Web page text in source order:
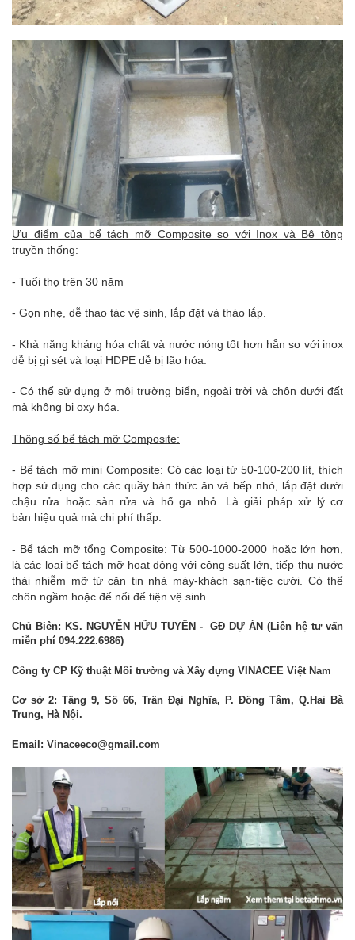
Ưu điểm của bể tách mỡ Composite so với Inox và Bê tông
truyền thống:
- Tuổi thọ trên 30 năm
- Gọn nhẹ, dễ thao tác vệ sinh, lắp đặt và tháo lắp.
- Khả năng kháng hóa chất và nước nóng tốt hơn hẳn so với inox
dễ bị gỉ sét và loại HDPE dễ bị lão hóa.
- Có thể sử dụng ở môi trường biển, ngoài trời và chôn dưới đất
mà không bị oxy hóa.
Thông số bể tách mỡ Composite:
- Bể tách mỡ mini Composite: Có các loại từ 50-100-200 lít, thích
hợp sử dụng cho các quầy bán thức ăn và bếp nhỏ, lắp đặt dưới
chậu rửa hoặc sàn rửa và hố ga nhỏ. Là giải pháp xử lý cơ
bản hiệu quả mà chi phí thấp.
- Bể tách mỡ tổng Composite: Từ 500-1000-2000 hoặc lớn hơn,
là các loại bể tách mỡ hoạt động với công suất lớn, tiếp thu nước
thải nhiễm mỡ từ căn tin nhà máy-khách sạn-tiệc cưới. Có thể
chôn ngầm hoặc để nổi để tiện vệ sinh.
Chủ Biên: KS. NGUYỄN HỮU TUYÊN - GĐ DỰ ÁN (Liên hệ tư vấn
miễn phí 094.222.6986)
Công ty CP Kỹ thuật Môi trường và Xây dựng VINACEE Việt Nam
Cơ sở 2: Tầng 9, Số 66, Trần Đại Nghĩa, P. Đồng Tâm, Q.Hai Bà
Trung, Hà Nội.
Email: Vinaceeco@gmail.com